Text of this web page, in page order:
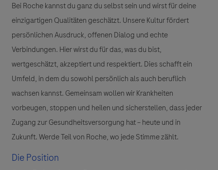
Bei Roche kannst du ganz du selbst sein und wirst für deine
einzigartigen Qualitäten geschätzt. Unsere Kultur fördert
persönlichen Ausdruck, offenen Dialog und echte
Verbindungen. Hier wirst du für das, was du bist,
wertgeschätzt, akzeptiert und respektiert. Dies schafft ein
Umfeld, in dem du sowohl persönlich als auch beruflich
wachsen kannst. Gemeinsam wollen wir Krankheiten
vorbeugen, stoppen und heilen und sicherstellen, dass jeder
Zugang zur Gesundheitsversorgung hat – heute und in
Zukunft. Werde Teil von Roche, wo jede Stimme zählt.
Die Position